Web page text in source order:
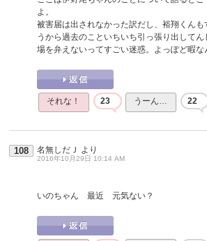
よ。
被害届は出されなかった訳だし、裕翔くん
うから過去のこといちいち引っ張り出してん
場を弁えないってすごい迷惑。よっぽど暇な
それな！ 23 うーん… 22
108 名無しだＪ より
2016年10月29日 10:14 AM
いのちゃん 最近 元気ない？